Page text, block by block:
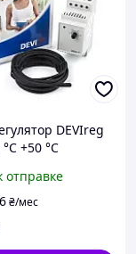
DEVIreg
+50 °С
отправке
₴/мес